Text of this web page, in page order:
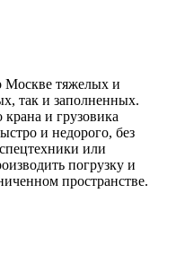
Москве тяжелых и
так и заполненных.
и грузовика
и недорого, без
или
погрузку и
пространстве.